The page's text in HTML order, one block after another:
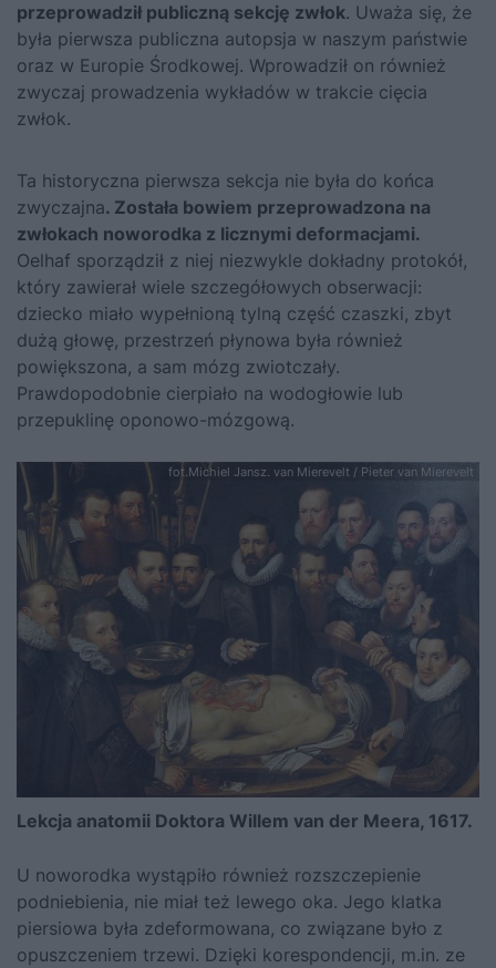
przeprowadził publiczną sekcję zwłok. Uważa się, że
była pierwsza publiczna autopsja w naszym państwie
oraz w Europie Środkowej. Wprowadził on również
zwyczaj prowadzenia wykładów w trakcie cięcia
zwłok.
Ta historyczna pierwsza sekcja nie była do końca
zwyczajna. Została bowiem przeprowadzona na
zwłokach noworodka z licznymi deformacjami.
Oelhaf sporządził z niej niezwykle dokładny protokół,
który zawierał wiele szczegółowych obserwacji:
dziecko miało wypełnioną tylną część czaszki, zbyt
dużą głowę, przestrzeń płynowa była również
powiększona, a sam mózg zwiotczały.
Prawdopodobnie cierpiało na wodogłowie lub
przepuklinę oponowo-mózgową.
fot.Michiel Jansz. van Mierevelt / Pieter van Mierevelt
Lekcja anatomii Doktora Willem van der Meera, 1617.
U noworodka wystąpiło również rozszczepienie
podniebienia, nie miał też lewego oka. Jego klatka
piersiowa była zdeformowana, co związane było z
opuszczeniem trzewi. Dzięki korespondencji, m.in. ze